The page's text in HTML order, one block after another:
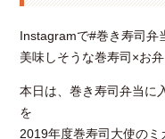
Instagramで#巻き寿司弁
美味しそうな巻寿司×お弁
本日は、巻き寿司弁当に
を
2019年度巻寿司大使の